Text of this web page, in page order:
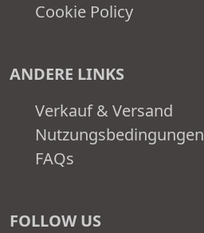
Cookie Policy
ANDERE LINKS
Verkauf & Versand
Nutzungsbedingungen
FAQs
FOLLOW US